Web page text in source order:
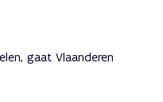
gaat Vlaanderen